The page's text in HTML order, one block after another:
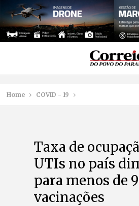
Home COVID - 19
Taxa de
UTIs no país
para menos de
vacinações